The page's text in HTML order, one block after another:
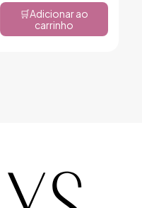
Adicionar ao
carrinho